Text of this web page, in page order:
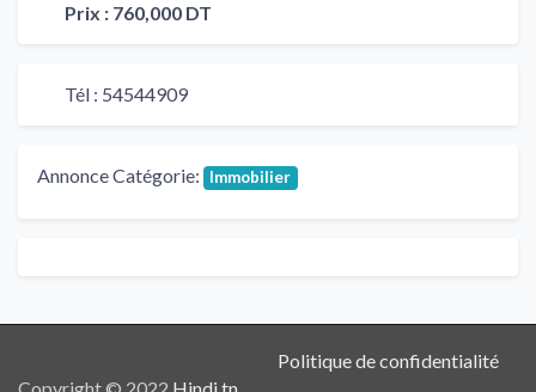
Prix : 760,000 DT
Tél : 54544909
Annonce Catégorie: Immobilier
Politique de confidentialité